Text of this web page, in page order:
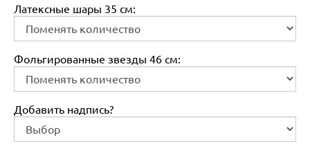
Латексные шары 35 см:
Фольгированные звезды 46 см:
Добавить надпись?